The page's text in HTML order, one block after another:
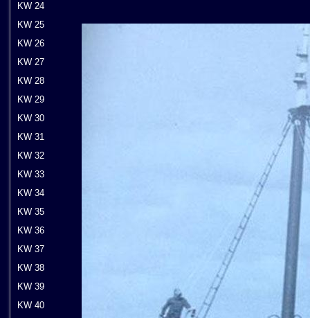
KW 24
KW 25
KW 26
KW 27
KW 28
KW 29
KW 30
KW 31
KW 32
KW 33
KW 34
KW 35
KW 36
KW 37
KW 38
KW 39
KW 40